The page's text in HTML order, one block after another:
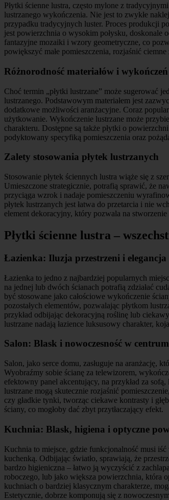
Płytki ścienne lustra, często mylone z
lustrzanego wykończenia. Nie jest to zwykłe
przypadku tradycyjnych luster. Proces produkcji
jest powierzchnia o wysokim połysku, doskonale
fantazyjne mozaiki i wzory geometryczne, co
powiększyć małe pomieszczenia, rozjaśnić
Różnorodność materiałów i wykończeń
Choć termin „płytki lustrzane” może sugerować
lustrzanego. Podstawowym materiałem jest
dodatkowe możliwości aranżacyjne. Coraz
użytkowanie. Wykończenie lustrzane może
charakteru. Dostępne są także płytki o
podyktowany specyfiką pomieszczenia oraz
Zalety stosowania płytek lustrzanych
Stosowanie płytek ściennych lustra wiąże się z
Umieszczone strategicznie, potrafią sprawić, że
przyciąga wzrok i nadaje pomieszczeniu
płytek lustrzanych jest łatwa do przetarcia i nie
element dekoracyjny, który pozwala na
Płytki ścienne lustra –
Łazienka: Iluzja przestrzeni i elegancja
Łazienka to jedno z najbardziej popularnych
na jednej lub dwóch ścianach potrafią zdziałać
być stosowane jako całościowe wykończenie
pozostałych elementów, pozwalając płytkom
przykład odbijając dekoracyjną roślinę lub
lustrzane nadają łazience luksusowy charakter,
Salon: Blask i nowoczesność w
Salon, jako serce domu, zasługuje na aranżację,
Wyobraźmy sobie ścianę za telewizorem,
efektowny panel akcentujący, na przykład za
lustrzane mogą skutecznie rozjaśnić
czy gładkie tynki, tworząc ciekawe kontrasty i
ściany, co mogłoby dać zbyt przytłaczający efekt.
Kuchnia: Blask, higiena i optyczne
Kuchnia to miejsce, gdzie funkcjonalność musi
kuchenką. Odbijając światło, sprawiają, że
bardzo higieniczna – łatwo ją wyczyścić z
roboczego, lub jako większa powierzchnia, która
kuchniach o bardziej klasycznym charakterze,
Estetycznie, dobrze komponują się z